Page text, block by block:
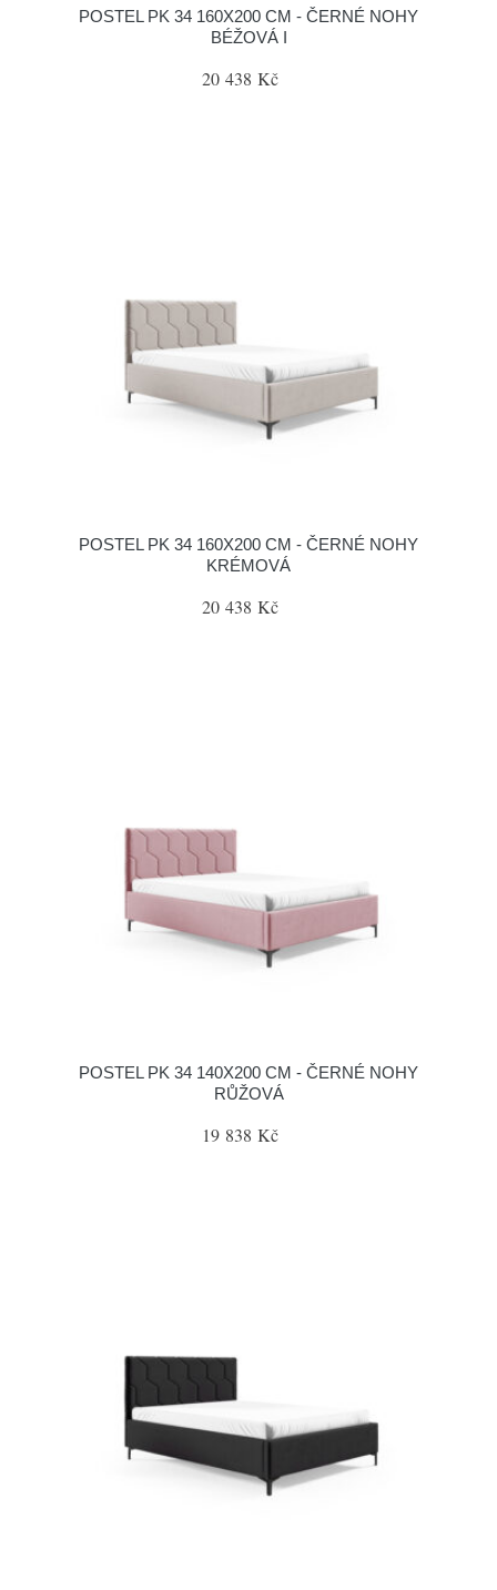
POSTEL PK 34 160X200 CM - ČERNÉ NOHY
BÉŽOVÁ I
20 438 Kč
POSTEL PK 34 160X200 CM - ČERNÉ NOHY
KRÉMOVÁ
20 438 Kč
POSTEL PK 34 140X200 CM - ČERNÉ NOHY
RŮŽOVÁ
19 838 Kč